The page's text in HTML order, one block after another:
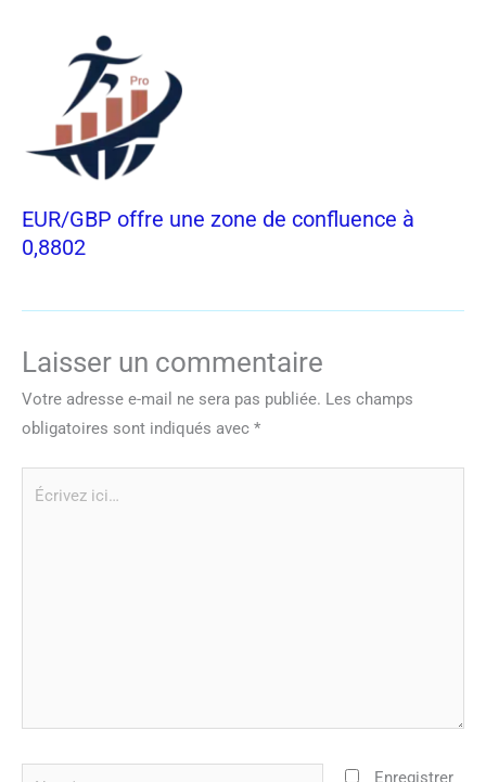
EUR/GBP offre une zone de confluence à
0,8802
Laisser un commentaire
Votre adresse e-mail ne sera pas publiée. Les champs
obligatoires sont indiqués avec *
Nom*